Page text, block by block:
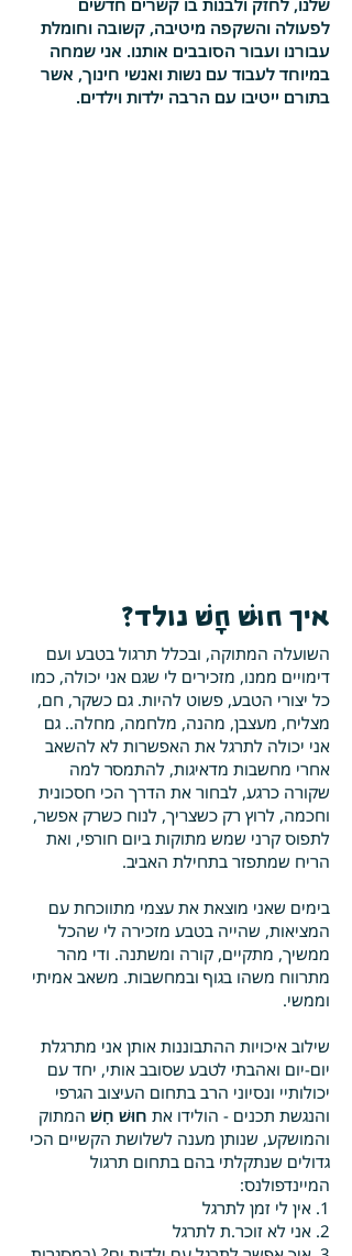
לפעולה והשקפה מיטיבה, קשובה וחומלת
עבורנו ועבור הסובבים אותנו. אני שמחה
במיוחד לעבוד עם נשות ואנשי חינוך, אשר
בתורם ייטיבו עם הרבה ילדות וילדים.
איך חוּשׁ חָשׁ נולד?
השועלה המתוקה, ובכלל תרגול בטבע ועם
דימויים ממנו, מזכירים לי שגם אני יכולה, כמו
כל יצורי הטבע, פשוט להיות. גם כשקר, חם,
מצליח, מעצבן, מהנה, מלחמה, מחלה.. גם
אני יכולה לתרגל את האפשרות לא להשאב
אחרי מחשבות מדאיגות, להתמסר למה
שקורה כרגע, לבחור את הדרך הכי חסכונית
וחכמה, לרוץ רק כשצריך, לנוח כשרק אפשר,
לתפוס קרני שמש מתוקות ביום חורפי, ואת
הריח שמתפזר בתחילת האביב.
בימים שאני מוצאת את עצמי מתווכחת עם
המציאות, שהייה בטבע מזכירה לי שהכל
ממשיך, מתקיים, קורה ומשתנה. ודי מהר
מתרווח משהו בגוף ובמחשבות. משאב אמיתי
וממשי.
שילוב איכויות ההתבוננות אותן אני מתרגלת
יום-יום ואהבתי לטבע שסובב אותי, יחד עם
יכולותיי ונסיוני הרב בתחום העיצוב הגרפי
והנגשת תכנים - הולידו את חוּשׁ חָשׁ המתוק
והמושקע, שנותן מענה לשלושת הקשיים הכי
גדולים שנתקלתי בהם בתחום תרגול
המיינדפולנס:
1. אין לי זמן לתרגל
2. אני לא זוכר.ת לתרגל